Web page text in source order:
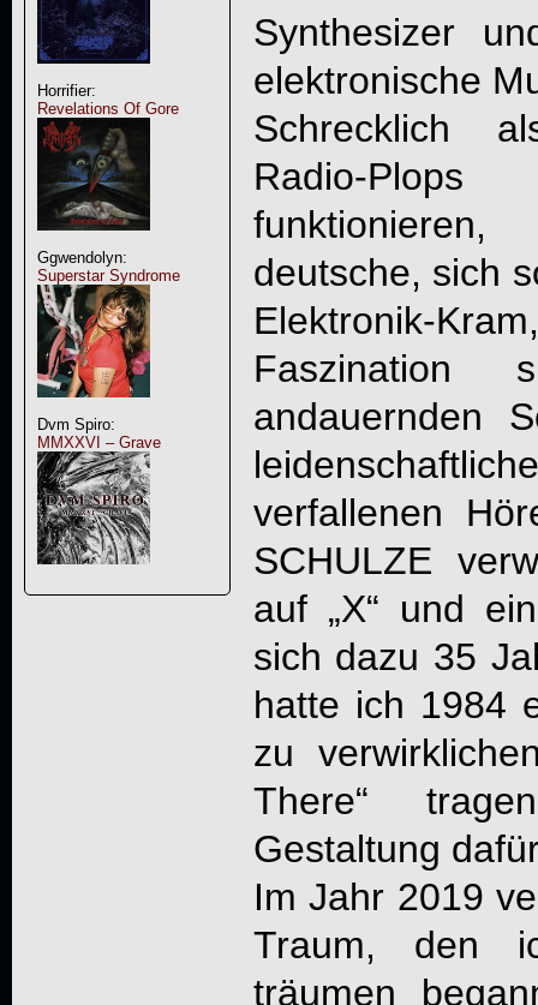
Horrifier:
Revelations Of Gore
Ggwendolyn:
Superstar Syndrome
Dvm Spiro:
MMXXVI – Grave
Synthesizer
elektronische
Schrecklich
Radio-Plops
deutsche, sich
Elektronik-
andauernden
verfallenen
SCHULZE
auf „X“ und
sich dazu 35
hatte ich 1984
zu
There“
Gestaltung
Im Jahr 2019
Traum, den
träumen